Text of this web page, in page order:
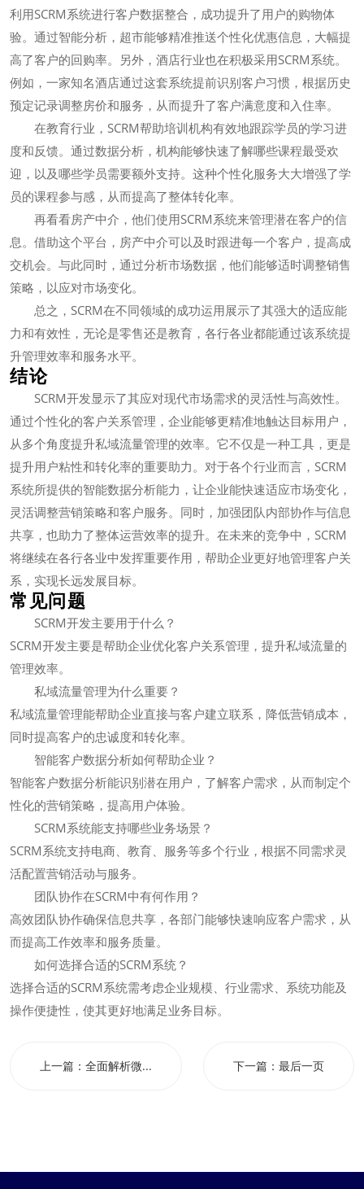
利用SCRM系统进行客户数据整合，成功提升了用户的购物体
验。通过智能分析，超市能够精准推送个性化优惠信息，大幅提
高了客户的回购率。另外，酒店行业也在积极采用SCRM系统。
例如，一家知名酒店通过这套系统提前识别客户习惯，根据历史
预定记录调整房价和服务，从而提升了客户满意度和入住率。
在教育行业，SCRM帮助培训机构有效地跟踪学员的学习进
度和反馈。通过数据分析，机构能够快速了解哪些课程最受欢
迎，以及哪些学员需要额外支持。这种个性化服务大大增强了学
员的课程参与感，从而提高了整体转化率。
再看看房产中介，他们使用SCRM系统来管理潜在客户的信
息。借助这个平台，房产中介可以及时跟进每一个客户，提高成
交机会。与此同时，通过分析市场数据，他们能够适时调整销售
策略，以应对市场变化。
总之，SCRM在不同领域的成功运用展示了其强大的适应能
力和有效性，无论是零售还是教育，各行各业都能通过该系统提
升管理效率和服务水平。
结论
SCRM开发显示了其应对现代市场需求的灵活性与高效性。
通过个性化的客户关系管理，企业能够更精准地触达目标用户，
从多个角度提升私域流量管理的效率。它不仅是一种工具，更是
提升用户粘性和转化率的重要助力。对于各个行业而言，SCRM
系统所提供的智能数据分析能力，让企业能快速适应市场变化，
灵活调整营销策略和客户服务。同时，加强团队内部协作与信息
共享，也助力了整体运营效率的提升。在未来的竞争中，SCRM
将继续在各行各业中发挥重要作用，帮助企业更好地管理客户关
系，实现长远发展目标。
常见问题
SCRM开发主要用于什么？
SCRM开发主要是帮助企业优化客户关系管理，提升私域流量的
管理效率。
私域流量管理为什么重要？
私域流量管理能帮助企业直接与客户建立联系，降低营销成本，
同时提高客户的忠诚度和转化率。
智能客户数据分析如何帮助企业？
智能客户数据分析能识别潜在用户，了解客户需求，从而制定个
性化的营销策略，提高用户体验。
SCRM系统能支持哪些业务场景？
SCRM系统支持电商、教育、服务等多个行业，根据不同需求灵
活配置营销活动与服务。
团队协作在SCRM中有何作用？
高效团队协作确保信息共享，各部门能够快速响应客户需求，从
而提高工作效率和服务质量。
如何选择合适的SCRM系统？
选择合适的SCRM系统需考虑企业规模、行业需求、系统功能及
操作便捷性，使其更好地满足业务目标。
上一篇： 全面解析微... 下一篇： 最后一页